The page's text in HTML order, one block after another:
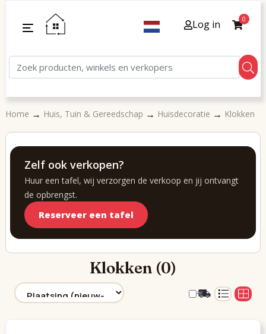
Log in 0
Home → Huis, Tuin & Gereedschap → Huisdecoratie → Klokken
Zelf ook verkopen?
Huur een tafel, wij verzorgen de verkoop en jij ontvangt
de opbrengst.
Reserveer een tafel
Klokken (0)